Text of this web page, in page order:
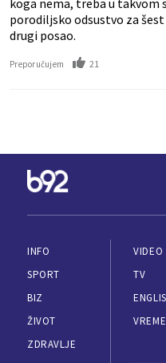
koga nema, treba u
porodiljsko odsustvo za
drugi posao.
Preporučujem 21
INFO
SPORT
BIZ
ŽIVOT
ZDRAVLJE
VIDEO
TV
VREME